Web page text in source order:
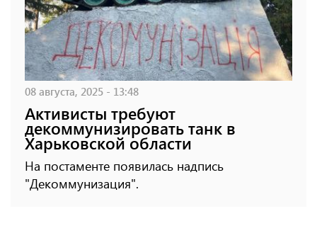
08 августа, 2025 - 13:48
Активисты требуют
декоммунизировать танк в
Харьковской области
На постаменте появилась надпись
"Декоммунизация".